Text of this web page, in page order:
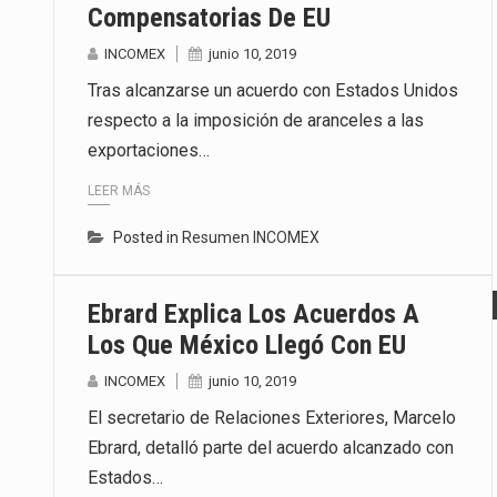
Compensatorias De EU
INCOMEX junio 10, 2019
Tras alcanzarse un acuerdo con Estados Unidos
respecto a la imposición de aranceles a las
exportaciones…
LEER MÁS
Posted in Resumen INCOMEX
Ebrard Explica Los Acuerdos A
Los Que México Llegó Con EU
INCOMEX junio 10, 2019
El secretario de Relaciones Exteriores, Marcelo
Ebrard, detalló parte del acuerdo alcanzado con
Estados…